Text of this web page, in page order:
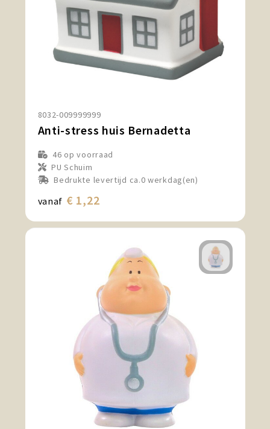
8032-009999999
Anti-stress huis Bernadetta
46 op voorraad
PU Schuim
Bedrukte levertijd ca.0 werkdag(en)
vanaf € 1,22